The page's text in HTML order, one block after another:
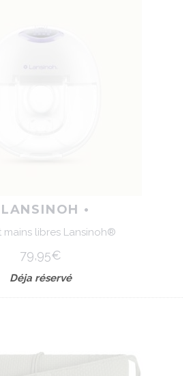
LANSINOH •
mains libres Lansinoh®
79,95€
Déja réservé